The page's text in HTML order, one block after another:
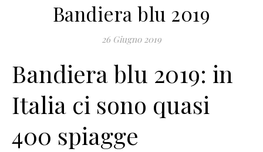
Bandiera blu 2019
26 Giugno 2019
Bandiera blu 2019: in
Italia ci sono quasi
400 spiagge